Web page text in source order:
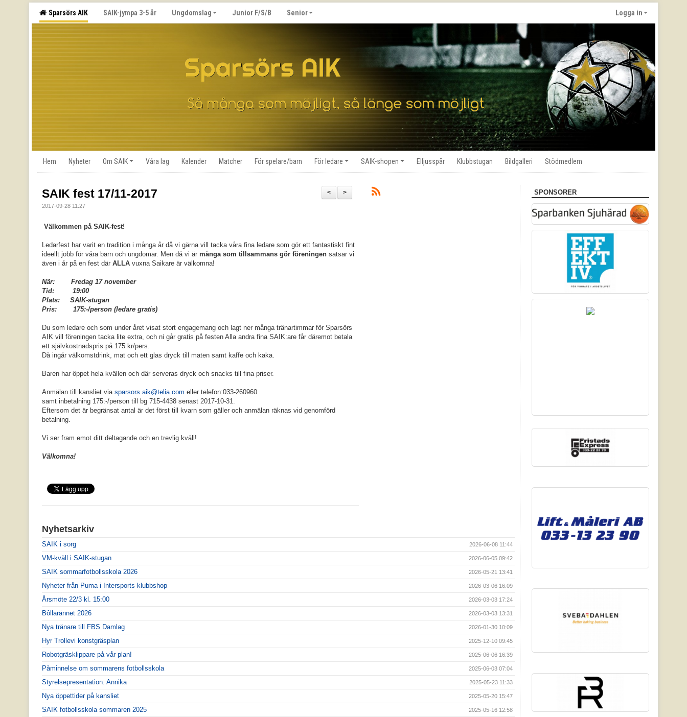
Sparsörs AIK SAIK-jympa 3-5 år Ungdomslag Junior F/S/B Senior Logga in
Hem Nyheter Om SAIK Våra lag Kalender Matcher För spelare/barn För ledare SAIK-shopen Elljusspår Klubbstugan Bildgalleri Stödmedlem
>
<
SAIK fest 17/11-2017
2017-09-28 11:27
Välkommen på SAIK-fest!
Ledarfest har varit en tradition i många år då vi gärna vill tacka våra fina ledare som gör ett fantastiskt fint
ideellt jobb för våra barn och ungdomar. Men då vi är många som tillsammans gör föreningen satsar vi
även i år på en fest där ALLA vuxna Saikare är välkomna!
När: Fredag 17 november
Tid: 19:00
Plats: SAIK-stugan
Pris: 175:-/person (ledare gratis)
Du som ledare och som under året visat stort engagemang och lagt ner många tränartimmar för Sparsörs
AIK vill föreningen tacka lite extra, och ni går gratis på festen Alla andra fina SAIK:are får däremot betala
ett självkostnadspris på 175 kr/pers.
Då ingår välkomstdrink, mat och ett glas dryck till maten samt kaffe och kaka.
Baren har öppet hela kvällen och där serveras dryck och snacks till fina priser.
Anmälan till kansliet via sparsors.aik@telia.com eller telefon:033-260960
samt inbetalning 175:-/person till bg 715-4438 senast 2017-10-31.
Eftersom det är begränsat antal är det först till kvarn som gäller och anmälan räknas vid genomförd
betalning.
Vi ser fram emot ditt deltagande och en trevlig kväll!
Välkomna!
Nyhetsarkiv
SAIK i sorg 2026-06-08 11:44
VM-kväll i SAIK-stugan 2026-06-05 09:42
SAIK sommarfotbollsskola 2026 2026-05-21 13:41
Nyheter från Puma i Intersports klubbshop 2026-03-06 16:09
Årsmöte 22/3 kl. 15:00 2026-03-03 17:24
Bôllarännet 2026 2026-03-03 13:31
Nya tränare till FBS Damlag 2026-01-30 10:09
Hyr Trollevi konstgräsplan 2025-12-10 09:45
Robotgräsklippare på vår plan! 2025-06-06 16:39
Påminnelse om sommarens fotbollsskola 2025-06-03 07:04
Styrelsepresentation: Annika 2025-05-23 11:33
Nya öppettider på kansliet 2025-05-20 15:47
SAIK fotbollsskola sommaren 2025 2025-05-16 12:58
SPONSORER